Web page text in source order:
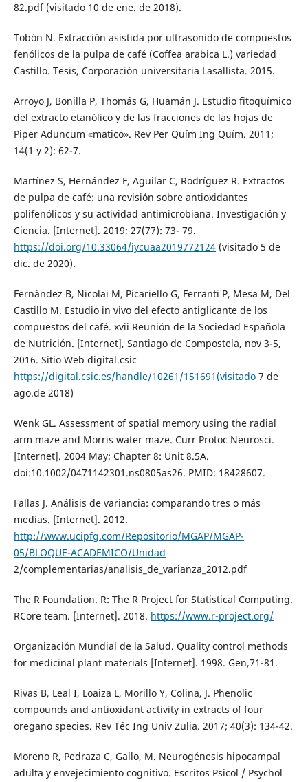
82.pdf (visitado 10 de ene. de 2018).
Tobón N. Extracción asistida por ultrasonido de compuestos
fenólicos de la pulpa de café (Coffea arabica L.) variedad
Castillo. Tesis, Corporación universitaria Lasallista. 2015.
Arroyo J, Bonilla P, Thomás G, Huamán J. Estudio fitoquímico
del extracto etanólico y de las fracciones de las hojas de
Piper Aduncum «matico». Rev Per Quím Ing Quím. 2011;
14(1 y 2): 62-7.
Martínez S, Hernández F, Aguilar C, Rodríguez R. Extractos
de pulpa de café: una revisión sobre antioxidantes
polifenólicos y su actividad antimicrobiana. Investigación y
Ciencia. [Internet]. 2019; 27(77): 73- 79.
https://doi.org/10.33064/iycuaa2019772124(visitado 5 de
dic. de 2020).
Fernández B, Nicolai M, Picariello G, Ferranti P, Mesa M, Del
Castillo M. Estudio in vivo del efecto antiglicante de los
compuestos del café. xvii Reunión de la Sociedad Española
de Nutrición. [Internet], Santiago de Compostela, nov 3-5,
2016. Sitio Web digital.csic
https://digital.csic.es/handle/10261/151691(visitado7 de
ago.de 2018)
Wenk GL. Assessment of spatial memory using the radial
arm maze and Morris water maze. Curr Protoc Neurosci.
[Internet]. 2004 May; Chapter 8: Unit 8.5A.
doi:10.1002/0471142301.ns0805as26. PMID: 18428607.
Fallas J. Análisis de variancia: comparando tres o más
medias. [Internet]. 2012.
http://www.ucipfg.com/Repositorio/MGAP/MGAP-
05/BLOQUE-ACADEMICO/Unidad
2/complementarias/analisis_de_varianza_2012.pdf
The R Foundation. R: The R Project for Statistical Computing.
RCore team. [Internet]. 2018. https://www.r-project.org/
Organización Mundial de la Salud. Quality control methods
for medicinal plant materials [Internet]. 1998. Gen,71-81.
Rivas B, Leal I, Loaiza L, Morillo Y, Colina, J. Phenolic
compounds and antioxidant activity in extracts of four
oregano species. Rev Téc Ing Univ Zulia. 2017; 40(3): 134-42.
Moreno R, Pedraza C, Gallo, M. Neurogénesis hipocampal
adulta y envejecimiento cognitivo. Escritos Psicol / Psychol